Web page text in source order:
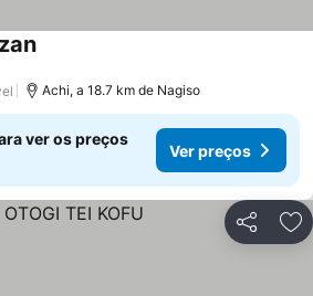
Achi, a 18.7 km de Nagiso
ver os preços
Ver preços
Partilhar